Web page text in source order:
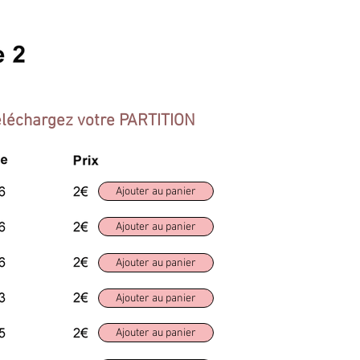
Ajouter au panier
votre PARTITION
Ajouter au panier
Ajouter au panier
Ajouter au panier
Ajouter au panier